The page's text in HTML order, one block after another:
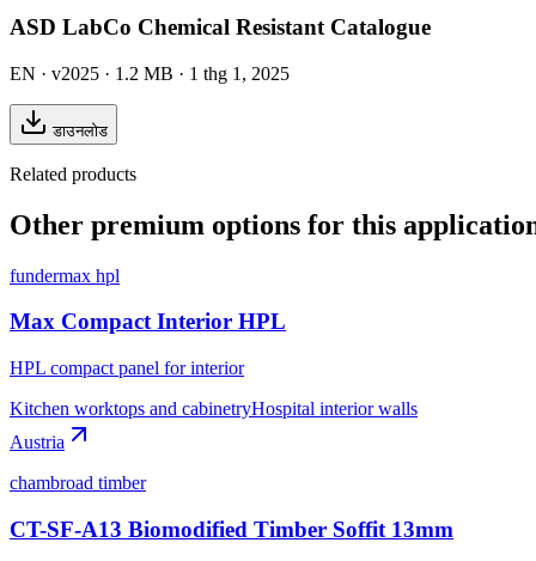
ASD LabCo Chemical Resistant Catalogue
EN · v2025 · 1.2 MB · 1 thg 1, 2025
डाउनलोड
Related products
Other premium options for this
fundermax hpl
Max Compact Interior HPL
HPL compact panel for interior
Kitchen worktops and cabinetryHospital interior walls
Austria
chambroad timber
CT-SF-A13 Biomodified Timber Soffit 13mm